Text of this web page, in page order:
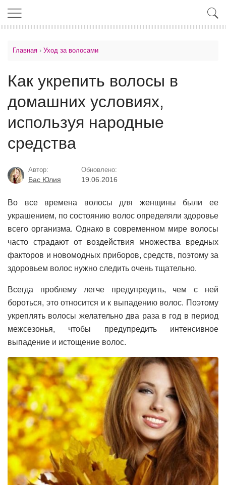
Главная › Уход за волосами
Как укрепить волосы в
домашних условиях,
используя народные
средства
Автор:
Бас Юлия
Обновлено:
19.06.2016
Во все времена волосы для женщины были ее
украшением, по состоянию волос определяли здоровье
всего организма. Однако в современном мире волосы
часто страдают от воздействия множества вредных
факторов и новомодных приборов, средств, поэтому за
здоровьем волос нужно следить очень тщательно.
Всегда проблему легче предупредить, чем с ней
бороться, это относится и к выпадению волос. Поэтому
укреплять волосы желательно два раза в год в период
межсезонья, чтобы предупредить интенсивное
выпадение и истощение волос.